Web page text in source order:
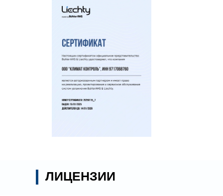
ЛИЦЕНЗИИ